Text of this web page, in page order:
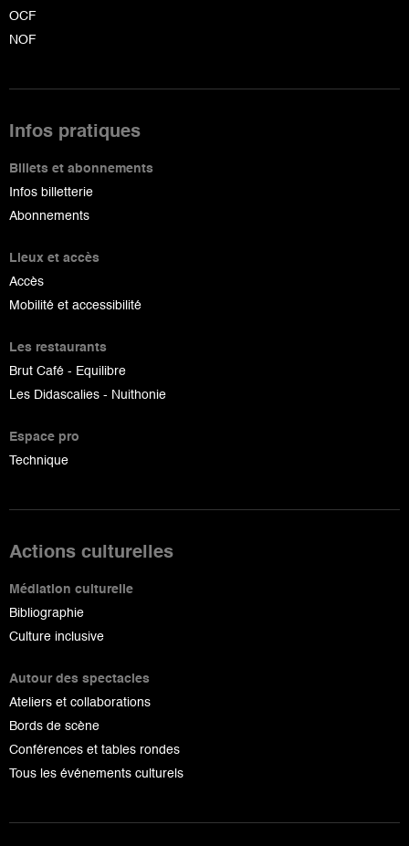
OCF
NOF
Infos pratiques
Billets et abonnements
Infos billetterie
Abonnements
Lieux et accès
Accès
Mobilité et accessibilité
Les restaurants
Brut Café - Equilibre
Les Didascalies - Nuithonie
Espace pro
Technique
Actions culturelles
Médiation culturelle
Bibliographie
Culture inclusive
Autour des spectacles
Ateliers et collaborations
Bords de scène
Conférences et tables rondes
Tous les événements culturels